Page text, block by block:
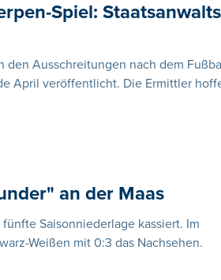
Spiel:
den Ausschreitungen nach dem
April veröffentlicht. Die Ermittler
an der Maas
Saisonniederlage kassiert. Im
Weißen mit 0:3 das Nachsehen.